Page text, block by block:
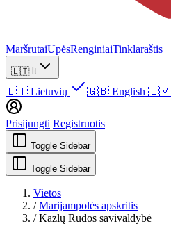
MaršrutaiUpėsRenginiaiTinklaraštis
🇱🇹 lt
🇱🇹 Lietuvių 🇬🇧 English 🇱🇻
Prisijungti Registruotis
Toggle Sidebar
Toggle Sidebar
Vietos
/ Marijampolės apskritis
/ Kazlų Rūdos savivaldybė